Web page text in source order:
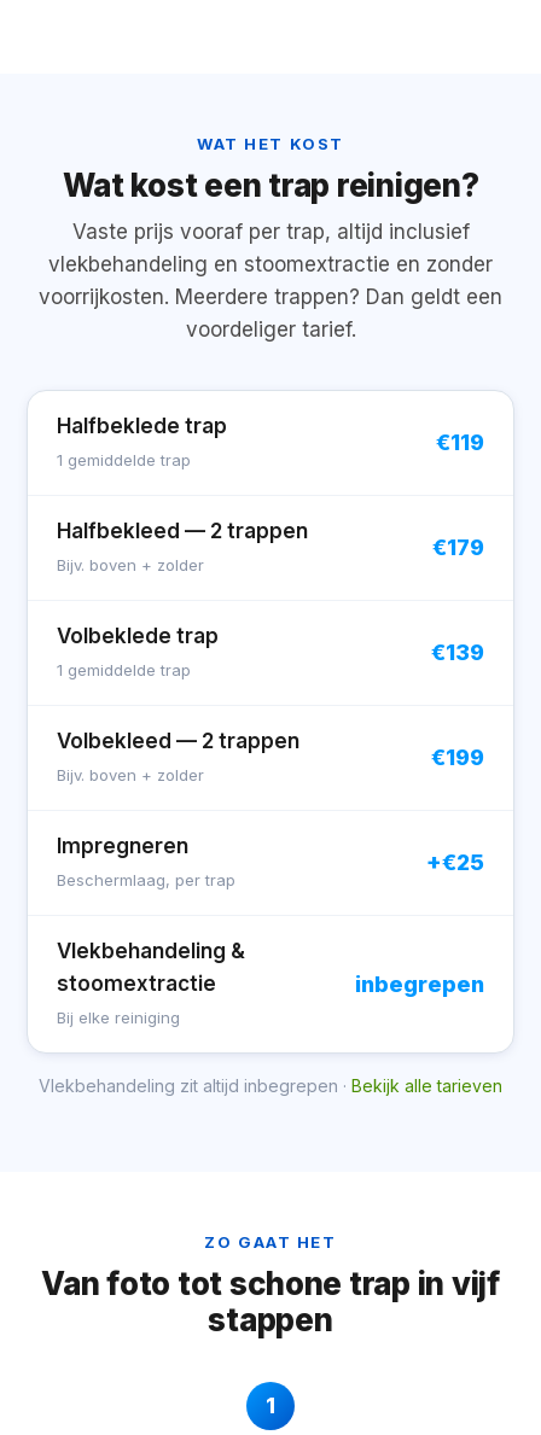
WAT HET KOST
Wat kost een trap reinigen?
Vaste prijs vooraf per trap, altijd inclusief
vlekbehandeling en stoomextractie en zonder
voorrijkosten. Meerdere trappen? Dan geldt een
voordeliger tarief.
Halfbeklede trap
1 gemiddelde trap
€119
Halfbekleed — 2 trappen
Bijv. boven + zolder
€179
Volbeklede trap
1 gemiddelde trap
€139
Volbekleed — 2 trappen
Bijv. boven + zolder
€199
Impregneren
Beschermlaag, per trap
+€25
Vlekbehandeling &
stoomextractie
Bij elke reiniging
inbegrepen
Vlekbehandeling zit altijd inbegrepen · Bekijk alle tarieven
ZO GAAT HET
Van foto tot schone trap in vijf
stappen
1